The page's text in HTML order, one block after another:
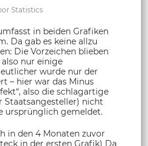
Statistics
in beiden Grafiken
Da gab es keine allzu
Die Vorzeichen blieben
nur einige
wurde nur der
– hier war das Minus
also die schlagartige
Staatsangesteller) nicht
ursprünglich gemeldet.
in den 4 Monaten zuvor